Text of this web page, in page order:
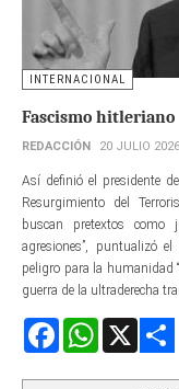
INTERNACIONAL
Fascismo hitleriano
REDACCIÓN 20 JULIO 2026
Así definió el presidente
Resurgimiento del
buscan pretextos como
agresiones”, puntualizó
peligro para la humanidad
guerra de la ultraderecha
FacebookWhatsApp